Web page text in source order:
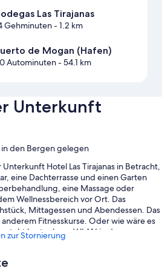
Las Tirajanas
Gehminuten- 1.2 km
de Mogan (Hafen)
Autominuten- 54.1 km
Unterkunft
den Bergen gelegen
Hotel Las Tirajanas in Betracht,
eine Dachterrasse und einen Garten
eine Massage oder
Wellnessbereich vor Ort. Das
Mittagessen und Abendessen. Das
Fitnesskurse. Oder wie wäre es
kostenloses WLAN in den
Ebenso wird dein Aufenthalt
zur Stornierung